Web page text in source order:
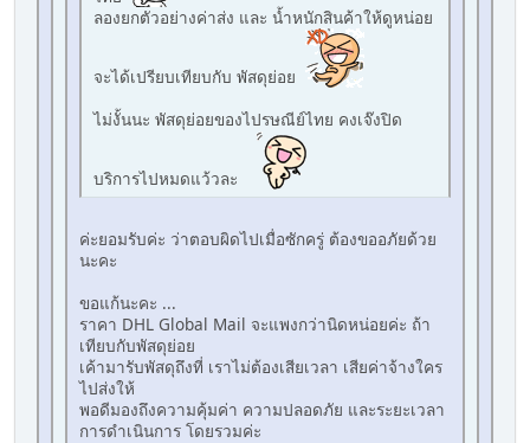
ลองยกตัวอย่างค่าส่ง และ น้ำหนักสินค้าให้ดูหน่อย
จะได้เปรียบเทียบกับ พัสดุย่อย
ไม่งั้นนะ พัสดุย่อยของไปรษณีย์ไทย คงเจ๊งปิด
บริการไปหมดแว้วละ
ค่ะยอมรับค่ะ ว่าตอบผิดไปเมื่อซักครู่ ต้องขออภัยด้วย
นะคะ
ขอแก้นะคะ ...
ราคา DHL Global Mail จะแพงกว่านิดหน่อยค่ะ ถ้า
เทียบกับพัสดุย่อย
เค้ามารับพัสดุถึงที่ เราไม่ต้องเสียเวลา เสียค่าจ้างใคร
ไปส่งให้
พอดีมองถึงความคุ้มค่า ความปลอดภัย และระยะเวลา
การดำเนินการ โดยรวมค่ะ